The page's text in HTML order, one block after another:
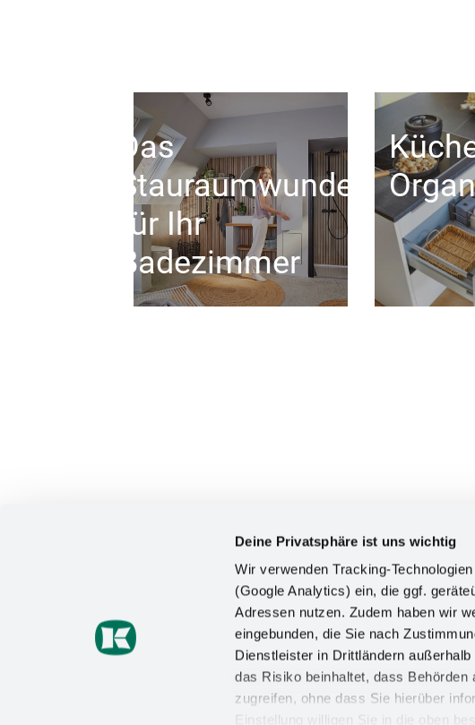
Deine Privatsphäre ist uns wichtig
Wir verwenden Tracking-
(Google Analytics) ein, die ggf.
Adressen nutzen. Zudem haben wir
eingebunden, die Sie nach
Dienstleister in Drittländern
das Risiko beinhaltet, dass
zugreifen, ohne dass Sie hierüber
Einstellung willigen Sie in die oben
Das
Stauraumwunder
für Ihr
Badezimmer
Kesseböhmer Holding KG
Mindener Straße 208
49152 Bad Essen